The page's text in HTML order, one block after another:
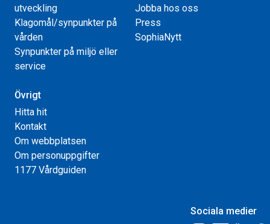
utveckling
Klagomål/synpunkter på
vården
Synpunkter på miljö eller
service
Jobba hos oss
Press
SophiaNytt
Övrigt
Hitta hit
Kontakt
Om webbplatsen
Om personuppgifter
1177 Vårdguiden
Sociala medier